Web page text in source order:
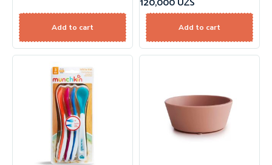
Add to cart Add to cart